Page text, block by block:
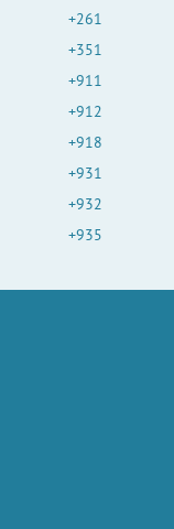
+261
+351
+911
+912
+918
+931
+932
+935